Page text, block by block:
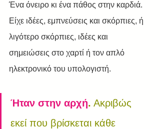
Ένα όνειρο κι ένα πάθος στην καρδιά.
Είχε ιδέες, εμπνεύσεις και σκόρπιες, ή
λιγότερο σκόρπιες, ιδέες και
σημειώσεις στο χαρτί ή τον απλό
ηλεκτρονικό του υπολογιστή.
Ήταν στην αρχή. Ακριβώς
εκεί που βρίσκεται κάθε